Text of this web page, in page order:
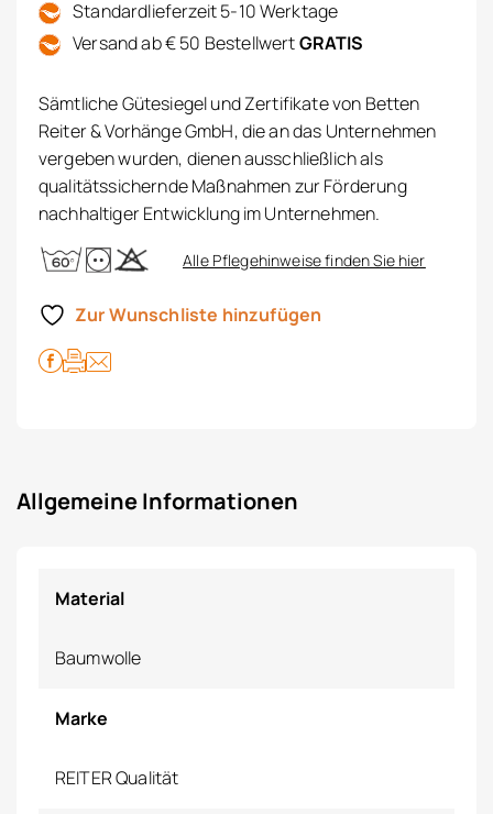
Standardlieferzeit 5-10 Werktage
Versand ab € 50 BestellwertGRATIS
Sämtliche Gütesiegel und Zertifikate von Betten
Reiter & Vorhänge GmbH, die an das Unternehmen
vergeben wurden, dienen ausschließlich als
qualitätssichernde Maßnahmen zur Förderung
nachhaltiger Entwicklung im Unternehmen.
Alle Pflegehinweise finden Sie hier
Zur Wunschliste hinzufügen
Allgemeine Informationen
Material
Baumwolle
Marke
REITER Qualität